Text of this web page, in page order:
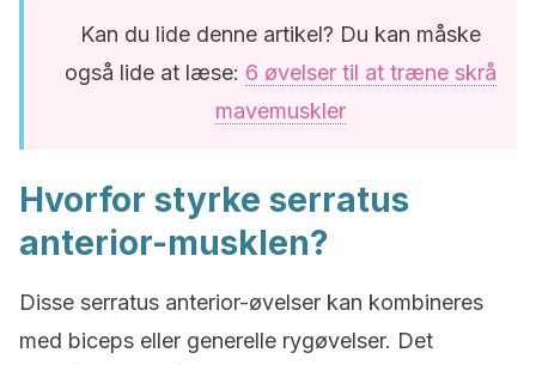
Kan du lide denne artikel? Du kan måske
også lide at læse: 6 øvelser til at træne skrå
mavemuskler
Hvorfor styrke serratus
anterior-musklen?
Disse serratus anterior-øvelser kan kombineres
med biceps eller generelle rygøvelser. Det